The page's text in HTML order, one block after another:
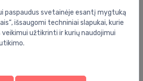
pat gali patikti
paspaudus svetainėje esantį mygtuką
išsaugomi techniniai slapukai, kurie
užtikrinti ir kurių naudojimui